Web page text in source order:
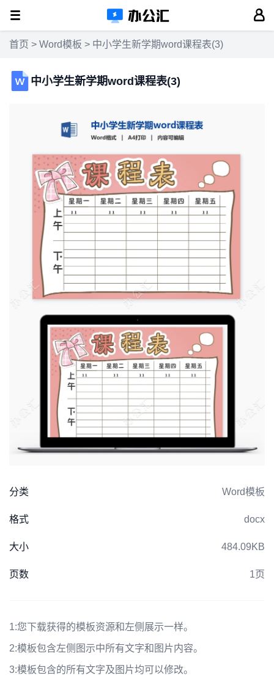
首页 > Word模板 > 中小学生新学期word课程表(3)
中小学生新学期word课程表(3)
分类 Word模板
格式 docx
大小 484.09KB
页数 1页
1:您下载获得的模板资源和左侧展示一样。
2:模板包含左侧图示中所有文字和图片内容。
3:模板包含的所有文字及图片均可以修改。